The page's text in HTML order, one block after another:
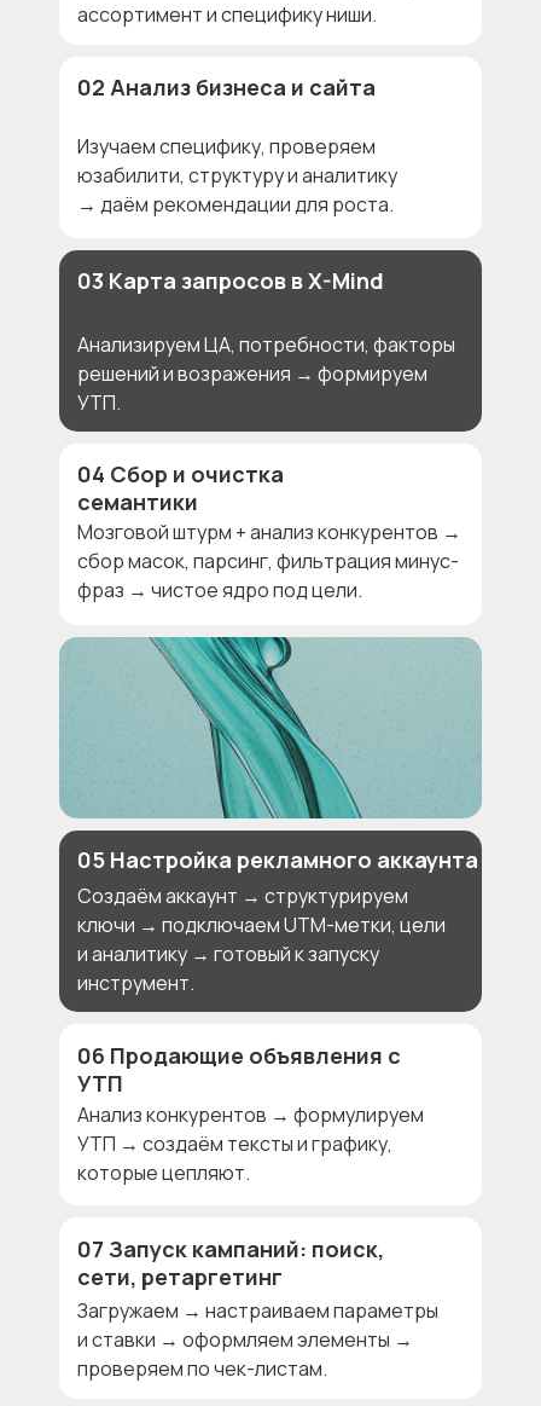
Анализируем ЦА, потребности, факторы
решений и возражения → формируем
УТП.
03 Карта запросов в X-Mind
Изучаем специфику, проверяем
юзабилити, структуру и аналитику
→ даём рекомендации для роста.
02 Анализ бизнеса и сайта
05 Настройка рекламного аккаунта
Создаём аккаунт → структурируем
ключи → подключаем UTM-метки, цели
и аналитику → готовый к запуску
инструмент.
Загружаем → настраиваем параметры
и ставки → оформляем элементы →
проверяем по чек-листам.
07 Запуск кампаний: поиск,
сети, ретаргетинг
Анализ конкурентов → формулируем
УТП → создаём тексты и графику,
которые цепляют.
06 Продающие объявления с
УТП
Мозговой штурм + анализ конкурентов →
сбор масок, парсинг, фильтрация минус-
фраз → чистое ядро под цели.
04 Сбор и очистка
семантики
ассортимент и специфику ниши.